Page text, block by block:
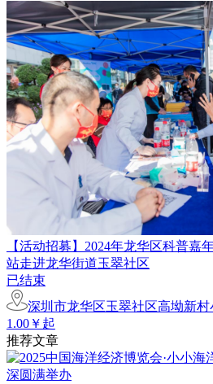
【活动招募】2024年龙华区科普嘉
站走进龙华街道玉翠社区
已结束
深圳市龙华区玉翠社区高坳新村
1.00￥起
推荐文章